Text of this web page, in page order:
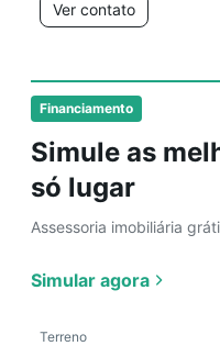
Financiamento
Simule as
só lugar
Assessoria imobiliária
Simular agora
Ver contato
Terreno